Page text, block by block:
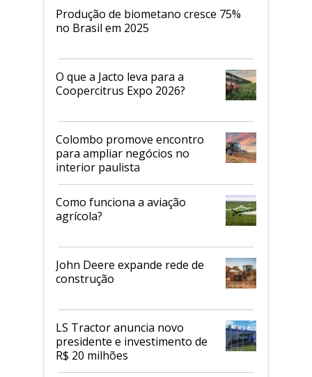
Produção de biometano cresce 75%
no Brasil em 2025
O que a Jacto leva para a
Coopercitrus Expo 2026?
Colombo promove encontro
para ampliar negócios no
interior paulista
Como funciona a aviação
agrícola?
John Deere expande rede de
construção
LS Tractor anuncia novo
presidente e investimento de
R$ 20 milhões